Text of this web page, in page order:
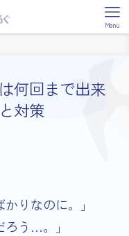
Menu
何回まで出来
対策
りなのに。」
ろう…。」